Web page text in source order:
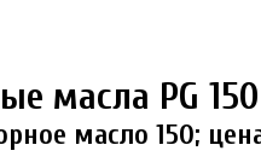
масла PG 150
масло 150;